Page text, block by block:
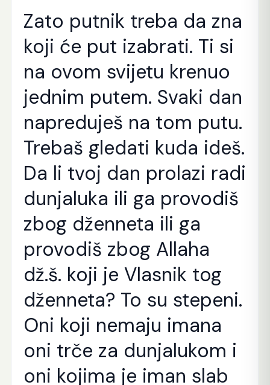
Zato putnik treba da zna
koji će put izabrati. Ti si
na ovom svijetu krenuo
jednim putem. Svaki dan
napreduješ na tom putu.
Trebaš gledati kuda ideš.
Da li tvoj dan prolazi radi
dunjaluka ili ga provodiš
zbog dženneta ili ga
provodiš zbog Allaha
dž.š. koji je Vlasnik tog
dženneta? To su stepeni.
Oni koji nemaju imana
oni trče za dunjalukom i
oni kojima je iman slab